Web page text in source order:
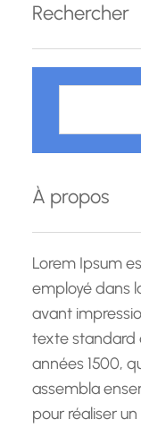
de votre
une décision
Rechercher
h
r
c
h
À propos
Lorem Ipsum
employé dans
avant
texte standard
années 1500,
assembla
pour réaliser